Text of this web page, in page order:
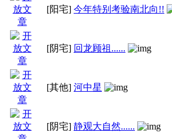
[阳宅] 今年特别考验南北向!!
[阴宅] 回龙顾祖......
[其他] 河中星
[阴宅] 静观大自然......